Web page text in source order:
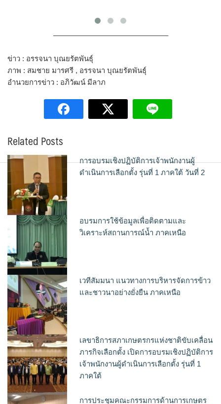
———————————————–
ข่าว : อรรจนา บุณยรัตพันธุ์
ภาพ : สมชาย มารศรี , อรรจนา บุณยรัตพันธุ์
อำนวยการข่าว : อภิวัฒน์ มีลาภ
Related Posts
การอบรมเชิงปฏิบัติการเจ้าพนักงานผู้
ดำเนินการเลือกตั้ง รุ่นที่ 1 ภาคใต้ วันที่ 2
อบรมการใช้ข้อมูลเพื่อติดตามและ
วิเคราะห์สถานการณ์น้ำ ภาคเหนือ
เวทีสัมมนา แนวทางการบริหารจัดการข้าว
และชาวนาอย่างยั่งยืน ภาคเหนือ
เลขาธิการสภาเกษตรกรแห่งชาติขับเคลื่อน
ภารกิจเลือกตั้ง เปิดการอบรมเชิงปฏิบัติการ
เจ้าพนักงานผู้ดำเนินการเลือกตั้ง รุ่นที่ 1
ภาคใต้
การประชุมคณะกรรมการด้านการเกษตร